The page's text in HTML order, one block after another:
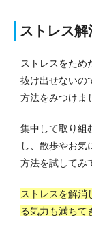
ストレス
ストレスをため
抜け出せないの
方法をみつけま
集中して取り組
し、散歩やお気
方法を試してみ
ストレスを解消
る気力も満ちて